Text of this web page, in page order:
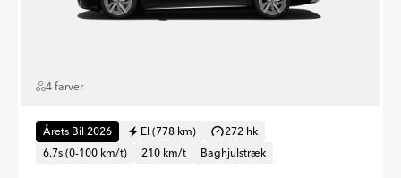
4 farver
Årets Bil 2026 El (778 km)
272 hk
6.7s (0-100 km/t)
210 km/t Baghjulstræk